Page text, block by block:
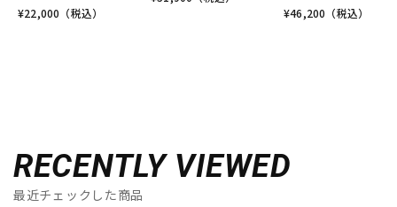
¥22,000 （税込） ¥46,200 （税込）
RECENTLY VIEWED
最近チェックした商品